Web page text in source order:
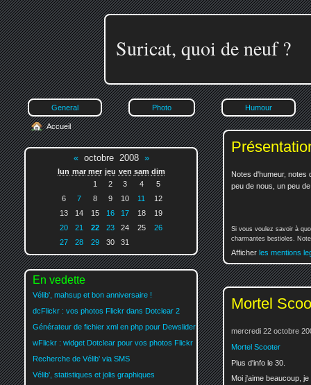
Suricat, quoi de neuf ?
General Photo Humour
Notes d'humeur, notes
peu de nous, un peu
Si vous voulez savoir à
charmantes bestioles.
Afficher les mentions
Mortel
mercredi 22 octobre
Mortel Scooter
Plus d'info le 30.
Moi j'aime beaucoup,
Accueil
«octobre 2008 »
lun mar mer jeu ven sam dim
1
2 3 4
5
6
7 8 9 10 11
12
13
14 15 16 17 18
19
20
21 22 23 24 25
26
27
28 29 30 31
En vedette
Vélib', mahsup et bon anniversaire !
dcFlickr : vos photos Flickr dans Dotclear 2
Générateur de fichier xml en php pour Dewslider
wFlickr : widget Dotclear pour vos photos Flickr
Recherche de Vélib' via SMS
Vélib', statistiques et jolis graphiques